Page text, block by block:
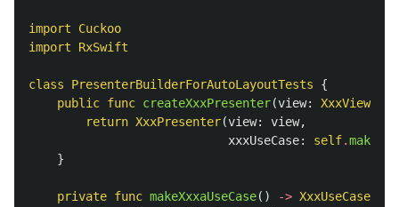
import
Cuckoo
import
RxSwift
class PresenterBuilderForAutoLayoutTests
{
public func createXxxPresenter(view:
XxxViewable
return XxxPresenter(view: view,
xxxUseCase: self.
}
private func makeXxxaUseCase() -> XxxUseCase